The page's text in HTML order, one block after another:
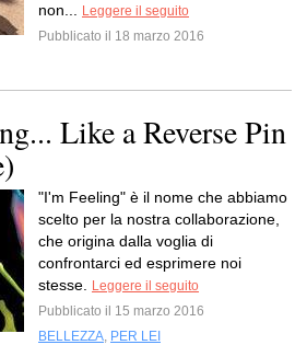
non...
Leggere il seguito
Pubblicato il 18 marzo 2016
Like a Reverse Pin
"I'm Feeling" è il nome che abbiamo
scelto per la nostra collaborazione,
che origina dalla voglia di
confrontarci ed esprimere noi
stesse.
Leggere il seguito
Pubblicato il 15 marzo 2016
BELLEZZA, PER LEI